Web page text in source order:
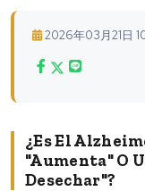
2026年03月21日
¿Es El
"aumenta" O
Desechar"?